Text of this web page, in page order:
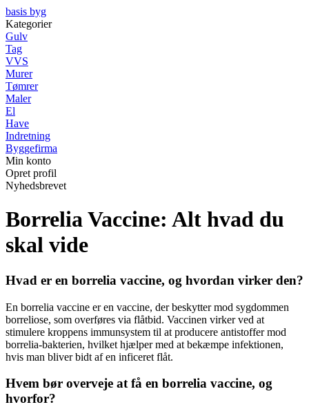
basis byg
Kategorier
Gulv
Tag
VVS
Murer
Tømrer
Maler
El
Have
Indretning
Byggefirma
Min konto
Opret profil
Nyhedsbrevet
Borrelia Vaccine: Alt hvad du
skal vide
Hvad er en borrelia vaccine, og hvordan virker den?
En borrelia vaccine er en vaccine, der beskytter mod sygdommen
borreliose, som overføres via flåtbid. Vaccinen virker ved at
stimulere kroppens immunsystem til at producere antistoffer mod
borrelia-bakterien, hvilket hjælper med at bekæmpe infektionen,
hvis man bliver bidt af en inficeret flåt.
Hvem bør overveje at få en borrelia vaccine, og
hvorfor?